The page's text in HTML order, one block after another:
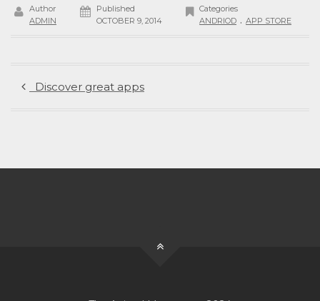
Author
ADMIN
Published
OCTOBER 9, 2014
Categories
ANDRIOD . APP STORE
Discover great apps